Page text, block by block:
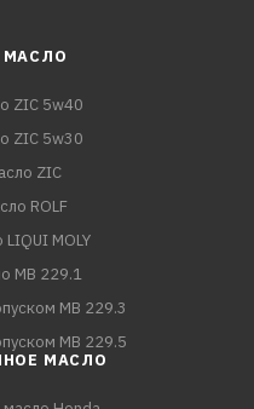
ZIC 5w40
ZIC 5w30
ZIC
ROLF
MOLY
MB 229.1
MB 229.3
MB 229.5
МАСЛО